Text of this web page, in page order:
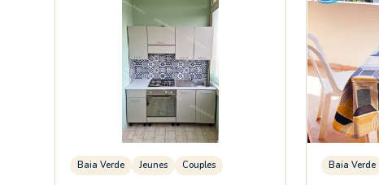
Baia Verde Jeunes Couples Baia Verde